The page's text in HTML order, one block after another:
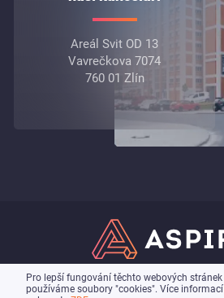
Areál Svit OD 13
Vavrečkova 7074
760 01 Zlín
© 2026 ASPIFY.com
Pro lepší fungování těchto webových stránek
používáme soubory "cookies". Více informací